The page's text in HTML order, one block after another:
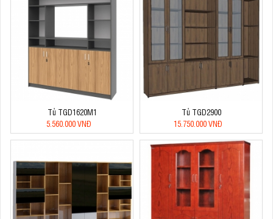
Tủ TGD1620M1
5.560.000 VNĐ
Tủ TGD2900
15.750.000 VNĐ